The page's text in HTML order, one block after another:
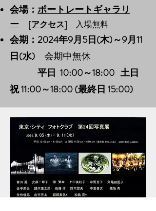
会場： ポートレートギャラリ
ー
[アクセス] 入場無料
会期：2024年9月5日(木)～9月11
日(水) 会期中無休
平日 10:00～18:00 土日
祝 11:00～18:00 (最終日 15:00)